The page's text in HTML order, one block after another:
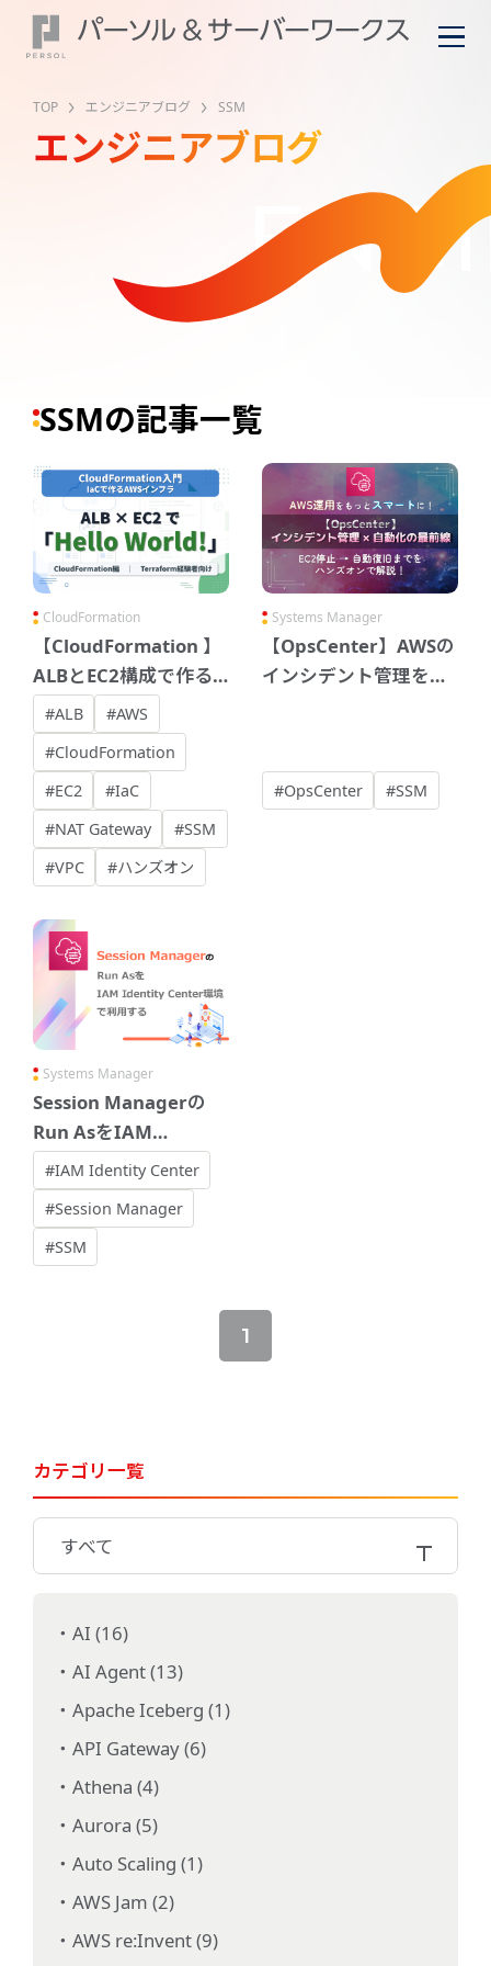
TOP エンジニアブログ SSM
エンジニアブログ
SSMの記事一覧
CloudFormation
【CloudFormation 】
ALBとEC2構成で作る
「Hello World!」 ～
CloudFormation編～
#ALB
#AWS
#CloudFormation
#EC2
#IaC
#NAT Gateway
#SSM
#VPC
#ハンズオン
Systems Manager
【OpsCenter】AWSの
インシデント管理をも
#OpsCenter #SSM
Systems Manager
Session Managerの
Run AsをIAM
Identity Center環境
で利用する
#IAM Identity Center
#Session Manager
#SSM
1
カテゴリ一覧
すべて
AI (16)
AI Agent (13)
Apache Iceberg (1)
API Gateway (6)
Athena (4)
Aurora (5)
Auto Scaling (1)
AWS Jam (2)
AWS re:Invent (9)